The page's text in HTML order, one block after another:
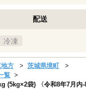
配送
冷凍
方
茨城県境町
覧
(5kg×2袋) 〈令和8年7月内